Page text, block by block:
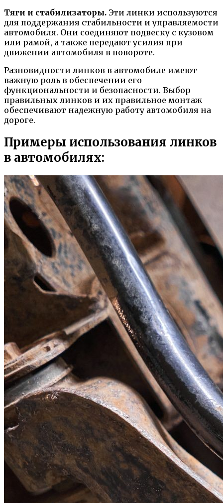
Тяги и стабилизаторы. Эти линки используются
для поддержания стабильности и управляемости
автомобиля. Они соединяют подвеску с кузовом
или рамой, а также передают усилия при
движении автомобиля в повороте.
Разновидности линков в автомобиле имеют
важную роль в обеспечении его
функциональности и безопасности. Выбор
правильных линков и их правильное монтаж
обеспечивают надежную работу автомобиля на
дороге.
Примеры использования линков
в автомобилях: